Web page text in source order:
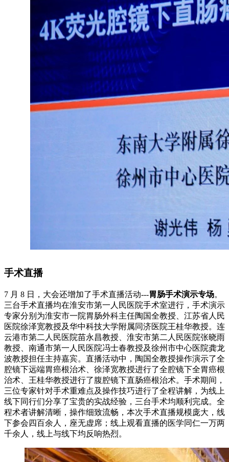
手术直播
7 月 8 日，大会还增加了手术直播活动---胃肠手术演示专场。
三台手术直播均在淮安市第一人民医院手术室进行，手术演示
专家分别为淮安市一院胃肠外科主任陶国全教授、江苏省人民
医院徐泽宽教授及华中科技大学附属同济医院王桂华教授。连
云港市第二人民医院苗永昌教授、淮安市第二人民医院张晓雨
教授、南通市第一人民医院冯士春教授及徐州市中心医院龚龙
波教授担任主持嘉宾。直播活动中，陶国全教授操作演示了全
腔镜下远端胃癌根治术、徐泽宽教授进行了全腔镜下全胃癌根
治术、王桂华教授进行了腹腔镜下直肠癌根治术。手术期间，
三位专家针对手术重难点及操作技巧进行了全程讲解，为线上
线下同行们分享了宝贵的实战经验，三台手术均顺利完成。全
程术者讲解清晰，操作细致流畅，本次手术直播规模庞大，线
下参会四百余人，座无虚席；线上观看直播的医学同仁一万两
千余人，线上与线下均反响热烈。